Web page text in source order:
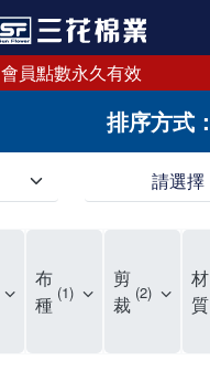
會員點數永久有效
排序方式：
請選擇
布
種 1
剪
裁 2
材
質